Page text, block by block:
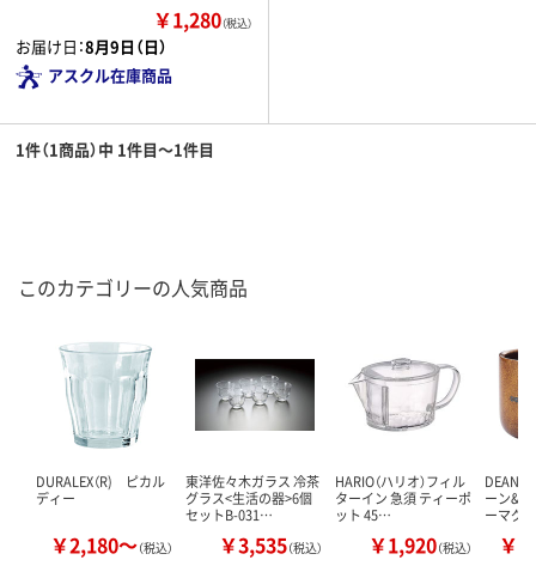
￥1,280（税込）
お届け日：8月9日（日）
アスクル在庫商品
1件（1商品）中 1件目～1件目
このカテゴリーの人気商品
DURALEX（R) ピカル
ディー
￥2,180～（税込）
東洋佐々木ガラス 冷茶
グラス<生活の器>6個
セットB-031…
￥3,535（税込）
HARIO（ハリオ）フィル
ターイン 急須 ティーポ
ット 45…
￥1,920（税込）
ーン&デ
ーマグ
￥